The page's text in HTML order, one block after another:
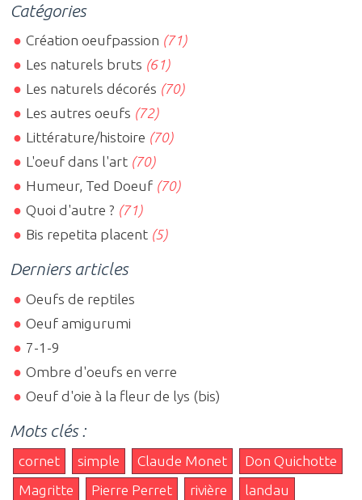
Catégories
Création oeufpassion (71)
Les naturels bruts (61)
Les naturels décorés (70)
Les autres oeufs (72)
Littérature/histoire (70)
L'oeuf dans l'art (70)
Humeur, Ted Doeuf (70)
Quoi d'autre ? (71)
Bis repetita placent (5)
Derniers articles
Oeufs de reptiles
Oeuf amigurumi
7-1-9
Ombre d'oeufs en verre
Oeuf d'oie à la fleur de lys (bis)
Mots clés :
cornet simple Claude Monet
Don Quichotte
Magritte
Pierre Perret rivière
landau